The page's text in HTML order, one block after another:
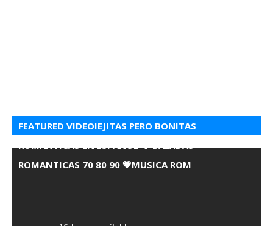
FEATURED VIDEOIEJITAS PERO BONITAS
ROMANTICAS EN ESPANOL 💘 BALADAS
ROMANTICAS 70 80 90 💗MUSICA ROM